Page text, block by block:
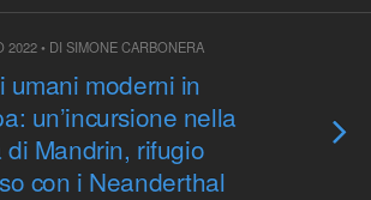
2022 • DI SIMONE CARBONERA
umani moderni in
un’incursione nella
di Mandrin, rifugio
con i Neanderthal